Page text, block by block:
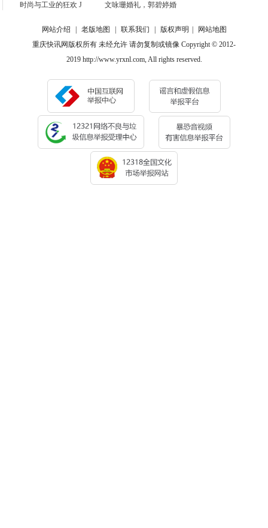
时尚与工业的狂欢 J 文咏珊婚礼，郭碧婷婚
网站介绍 老版地图 联系我们 版权声明
网站地图
重庆快讯网版权所有 未经允许 请勿复制或镜像 Copyright © 2012-
2019 http://www.yrxnl.com, All rights reserved.